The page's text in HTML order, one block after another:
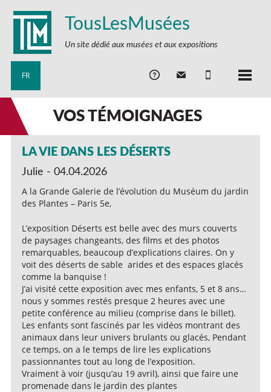
TousLesMusées
Un site dédié aux musées et aux expositions
FR
VOS TÉMOIGNAGES
LA VIE DANS LES DÉSERTS
Julie - 04.04.2026
A la Grande Galerie de l’évolution du Muséum du jardin
des Plantes – Paris 5e,
L’exposition Déserts est belle avec des murs couverts
de paysages changeants, des films et des photos
remarquables, beaucoup d’explications claires. On y
voit des déserts de sable arides et des espaces glacés
comme la banquise !
J’ai visité cette exposition avec mes enfants, 5 et 8 ans…
nous y sommes restés presque 2 heures avec une
petite conférence au milieu (comprise dans le billet).
Les enfants sont fascinés par les vidéos montrant des
animaux dans leur univers brulants ou glacés, Pendant
ce temps, on a le temps de lire les explications
passionnantes tout au long de l’exposition.
Vraiment à voir (jusqu’au 19 avril), ainsi que faire une
promenade dans le jardin des plantes